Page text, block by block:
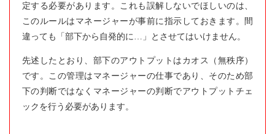
定する必要があります。これも誤解しないでほしいのは、
このルールはマネージャーが事前に指示しておきます。間
違っても「部下から自発的に…」とさせてはいけません。
先述したとおり、部下のアウトプットはカオス（無秩序）
です。この管理はマネージャーの仕事であり、そのため部
下の判断ではなくマネージャーの判断でアウトプットチェ
ックを行う必要があります。